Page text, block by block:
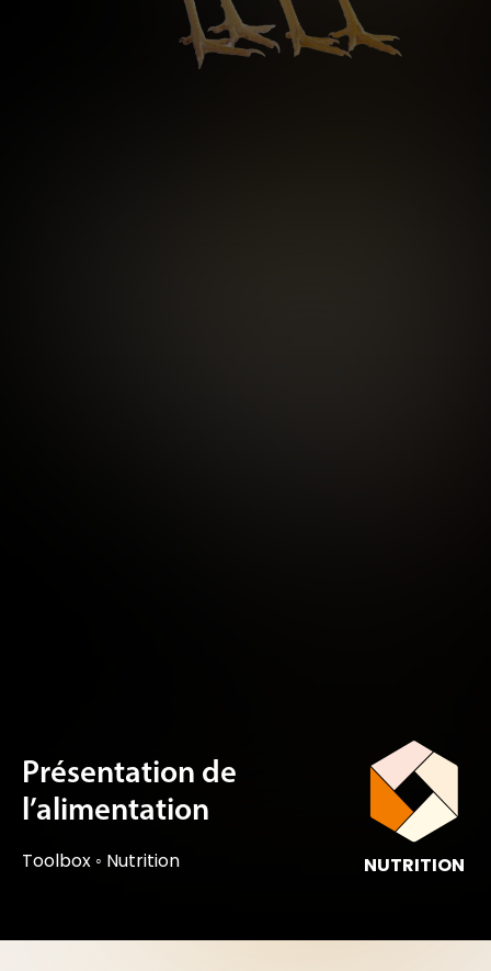
Présentation de
l’alimentation
Toolbox ◦ Nutrition NUTRITION